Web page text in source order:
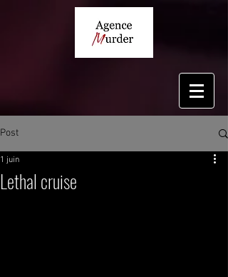
Post
Lethal cruise
1 juin